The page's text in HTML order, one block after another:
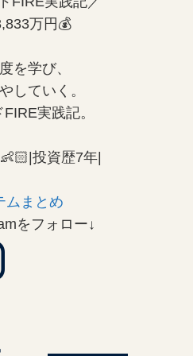
万円💰
を学び、
していく。
実践記。
投資歴7年|
ムまとめ
をフォロー↓